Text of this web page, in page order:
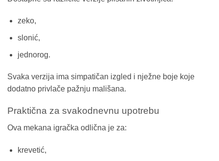
zeko,
slonić,
jednorog.
Svaka verzija ima simpatičan izgled i nježne boje koje
dodatno privlače pažnju mališana.
Praktična za svakodnevnu upotrebu
Ova mekana igračka odlična je za:
krevetić,